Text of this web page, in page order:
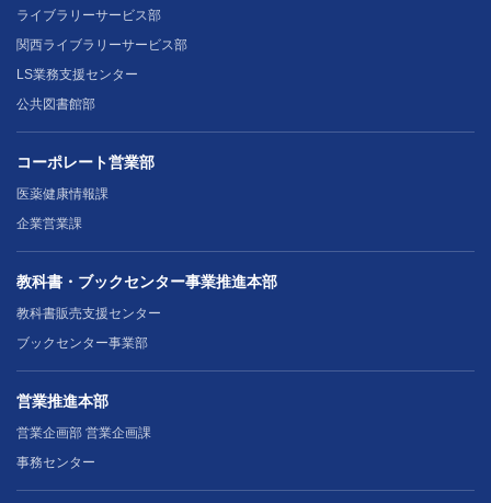
ライブラリーサービス部
関西ライブラリーサービス部
LS業務支援センター
公共図書館部
コーポレート営業部
医薬健康情報課
企業営業課
教科書・ブックセンター事業推進本部
教科書販売支援センター
ブックセンター事業部
営業推進本部
営業企画部 営業企画課
事務センター